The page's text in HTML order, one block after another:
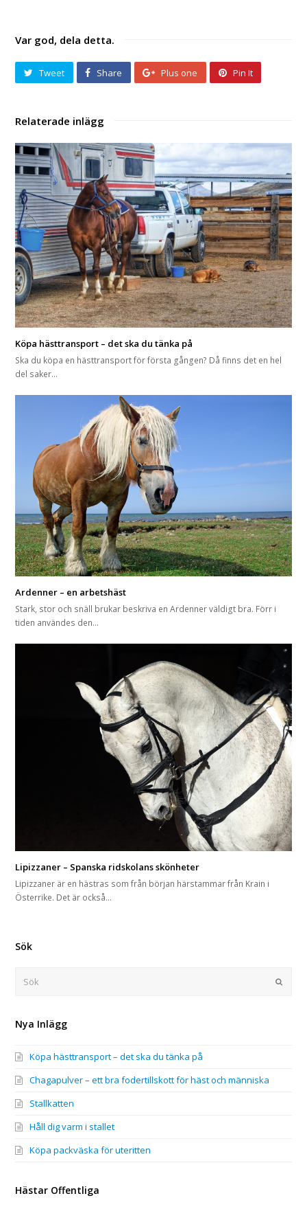
Var god, dela detta.
Tweet Share Plus one Pin It
Köpa hästtransport – det ska du tänka på
Ska du köpa en hästtransport för första gången? Då finns det en hel
del saker…
Ardenner – en arbetshäst
Stark, stor och snäll brukar beskriva en Ardenner väldigt bra. Förr i
tiden användes den…
Lipizzaner – Spanska ridskolans skönheter
Lipizzaner är en hästras som från början härstammar från Krain i
Österrike. Det är också…
Sök
Submit
Nya Inlägg
Köpa hästtransport – det ska du tänka på
Chagapulver – ett bra fodertillskott för häst och människa
Stallkatten
Håll dig varm i stallet
Köpa packväska för uteritten
Hästar Offentliga